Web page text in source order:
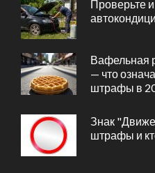
Проверьте
Вафельная
— что
штрафы в
Знак
штрафы и